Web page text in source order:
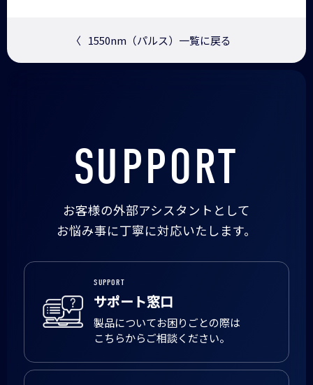
〈 1550nm（パルス）一覧に戻る
SUPPORT
お客様の外部アシスタントとして
お悩み事に丁寧に対応いたします。
SUPPORT
サポート窓口
製品についてお困りごとの際は
こちらからご相談ください。